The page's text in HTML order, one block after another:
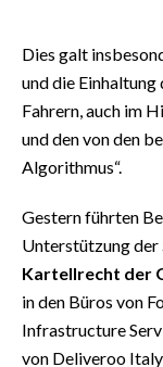
Dies galt
und die
Fahrern, auch im
und den von den
Algorithmus“.
Gestern führten
Unterstützung der
Kartellrecht der
in den Büros von
Infrastructure
von Deliveroo Italy